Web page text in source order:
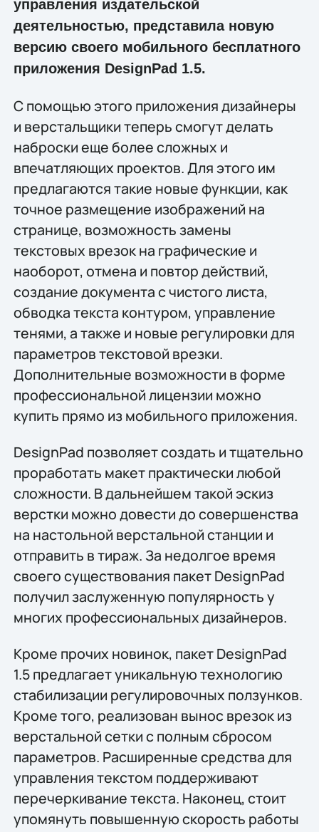
управления издательской
деятельностью, представила новую
версию своего мобильного бесплатного
приложения DesignPad 1.5.
C помощью этого приложения дизайнеры
и верстальщики теперь смогут делать
наброски еще более сложных и
впечатляющих проектов. Для этого им
предлагаются такие новые функции, как
точное размещение изображений на
странице, возможность замены
текстовых врезок на графические и
наоборот, отмена и повтор действий,
создание документа с чистого листа,
обводка текста контуром, управление
тенями, а также и новые регулировки для
параметров текстовой врезки.
Дополнительные возможности в форме
профессиональной лицензии можно
купить прямо из мобильного приложения.
DesignPad позволяет создать и тщательно
проработать макет практически любой
сложности. В дальнейшем такой эскиз
верстки можно довести до совершенства
на настольной верстальной станции и
отправить в тираж. За недолгое время
своего существования пакет DesignPad
получил заслуженную популярность у
многих профессиональных дизайнеров.
Кроме прочих новинок, пакет DesignPad
1.5 предлагает уникальную технологию
стабилизации регулировочных ползунков.
Кроме того, реализован вынос врезок из
верстальной сетки с полным сбросом
параметров. Расширенные средства для
управления текстом поддерживают
перечеркивание текста. Наконец, стоит
упомянуть повышенную скорость работы